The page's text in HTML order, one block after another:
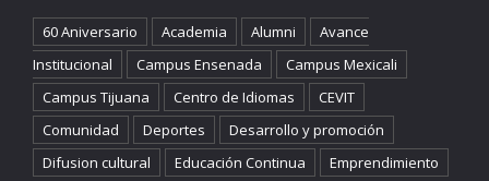
60 Aniversario Academia Alumni
Avance
Institucional
Campus Ensenada
Campus Mexicali
Campus Tijuana
Centro de Idiomas
CEVIT
Comunidad
Deportes
Desarrollo y promoción
Difusion cultural
Educación Continua
Emprendimiento